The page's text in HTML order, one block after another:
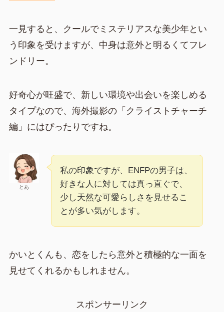
一見すると、クールでミステリアスな美少年とい
う印象を受けますが、中身は意外と明るくてフレ
ンドリー。
好奇心が旺盛で、新しい環境や出会いを楽しめる
タイプなので、海外撮影の「クライストチャーチ
編」にはぴったりですね。
とあ
私の印象ですが、ENFPの男子は、
好きな人に対しては真っ直ぐで、
少し天然な可愛らしさを見せるこ
とが多い気がします。
かいとくんも、恋をしたら意外と積極的な一面を
見せてくれるかもしれません。
スポンサーリンク